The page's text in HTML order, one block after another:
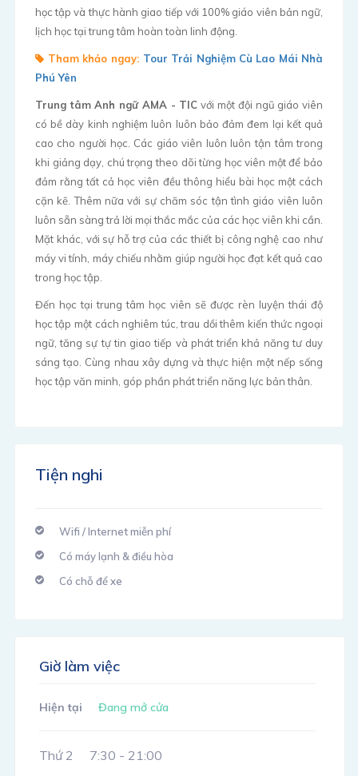
học tập và thực hành giao tiếp với 100% giáo viên bản ngữ,
lịch học tại trung tâm hoàn toàn linh động.
Tham khảo ngay: Tour Trải Nghiệm Cù Lao Mái Nhà
Phú Yên
Trung tâm Anh ngữ AMA - TIC với một đội ngũ giáo viên
có bề dày kinh nghiệm luôn luôn bảo đảm đem lại kết quả
cao cho người học. Các giáo viên luôn luôn tận tâm trong
khi giảng dạy, chú trọng theo dõi từng học viên một để bảo
đảm rằng tất cả học viên đều thông hiểu bài học một cách
cặn kẽ. Thêm nữa với sự chăm sóc tận tình giáo viên luôn
luôn sẵn sàng trả lời mọi thắc mắc của các học viên khi cần.
Mặt khác, với sự hỗ trợ của các thiết bị công nghệ cao như
máy vi tính, máy chiếu nhằm giúp người học đạt kết quả cao
trong học tập.
Đến học tại trung tâm học viên sẽ được rèn luyện thái độ
học tập một cách nghiêm túc, trau dồi thêm kiến thức ngoại
ngữ, tăng sự tự tin giao tiếp và phát triển khả năng tư duy
sáng tạo. Cùng nhau xây dựng và thực hiện một nếp sống
học tập văn minh, góp phần phát triển năng lực bản thân.
Tiện nghi
Wifi / Internet miễn phí
Có máy lạnh & điều hòa
Có chỗ để xe
Giờ làm việc
Hiện tại Đang mở cửa
Thứ 2 7:30 - 21:00